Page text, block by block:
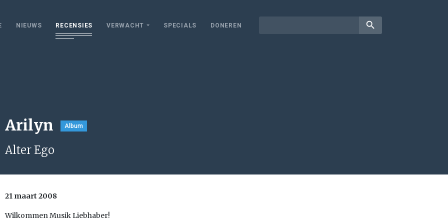
NIEUWS RECENSIES VERWACHT SPECIALS DONEREN search
Arilyn Album
Alter Ego
21 maart 2008
Wilkommen Musik Liebhaber!